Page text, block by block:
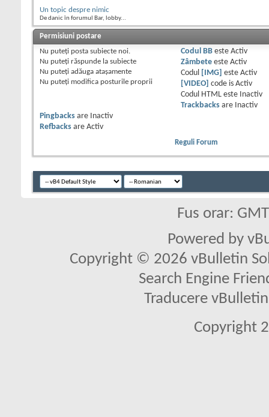
Un topic despre nimic
De danic în forumul Bar, lobby...
Permisiuni postare
Nu puteţi posta subiecte noi.
Nu puteţi răspunde la subiecte
Nu puteţi adăuga ataşamente
Nu puteţi modifica posturile proprii
Codul BBeste Activ
Zâmbeteeste Activ
Codul
[IMG] este Activ
[VIDEO]
code is Activ
Codul HTML este
Inactiv
Trackbacksare
Inactiv
Pingbacks are
Inactiv
Refbacks are Activ
Reguli Forum
Fus orar:
Powered by
Copyright © 2026 vBulletin
Search Engine
Traducere
Copyright